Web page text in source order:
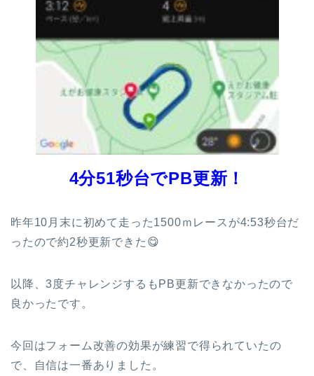
4分51秒台でPB更新！
昨年10月末に初めて走った1500ｍレースが4:53秒台だ
ったので約2秒更新できた😋
以降、3度チャレンジするもPB更新できなかったので
良かったです。
今回はフォーム改善の効果が練習で得られていたの
で、自信は一番ありました。